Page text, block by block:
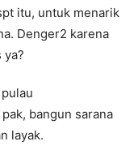
itu, untuk menarik
Denger2 karena
ya?
bangun sarana
layak.